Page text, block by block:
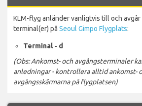
KLM-flyg anländer vanligtvis till och
terminal(er) på Seoul Gimpo Flygplats:
Terminal - d
(Obs: Ankomst- och avgångsterminaler
anledningar - kontrollera alltid ankomst-
avgångsskärmarna på flygplatsen)